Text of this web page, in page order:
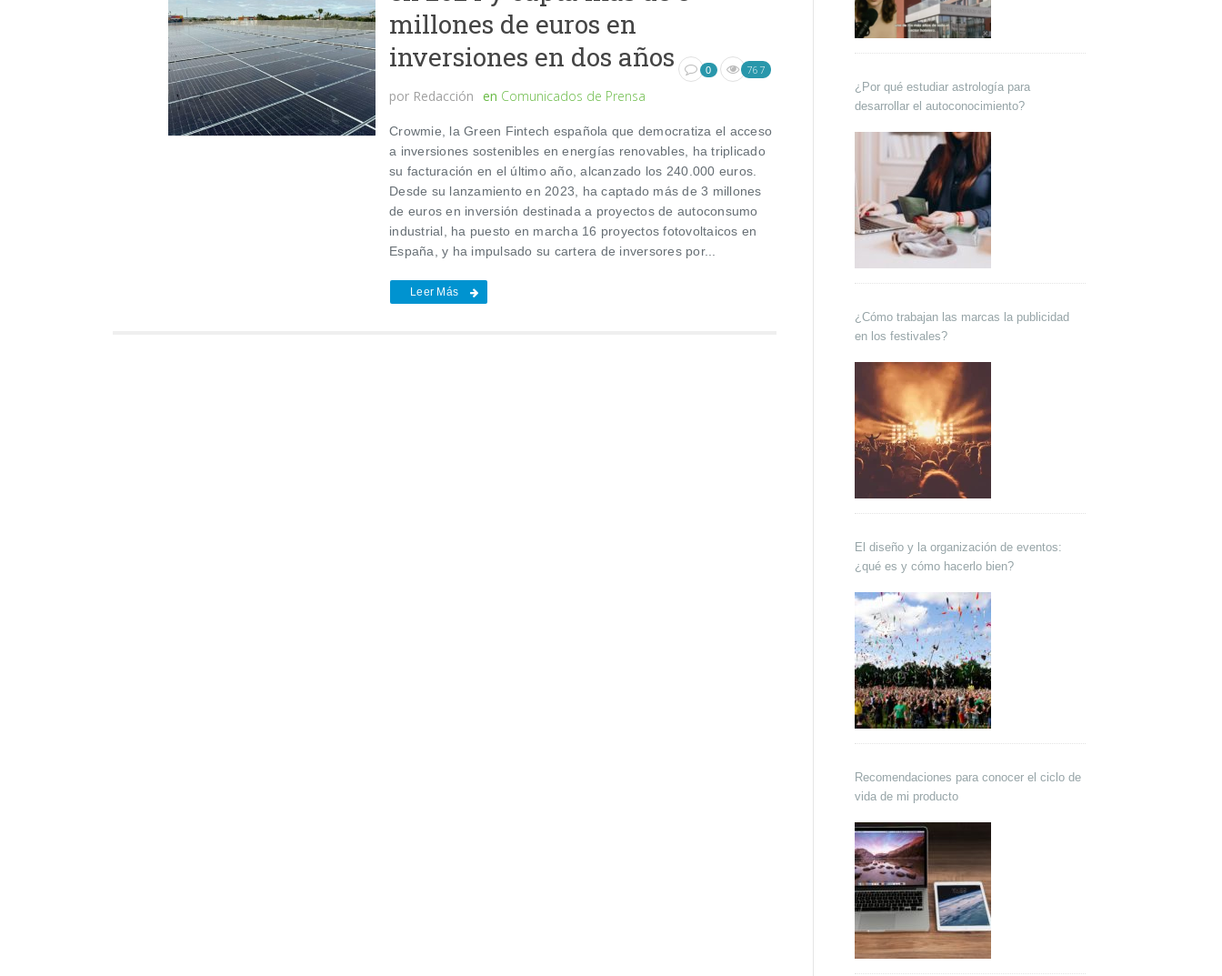
millones de euros en
inversiones en dos años
por Redacción en Comunicados de Prensa
0 767
Crowmie, la Green Fintech española que democratiza el acceso
a inversiones sostenibles en energías renovables, ha triplicado
su facturación en el último año, alcanzado los 240.000 euros.
Desde su lanzamiento en 2023, ha captado más de 3 millones
de euros en inversión destinada a proyectos de autoconsumo
industrial, ha puesto en marcha 16 proyectos fotovoltaicos en
España, y ha impulsado su cartera de inversores por...
Leer Más
¿Por qué estudiar astrología para
desarrollar el autoconocimiento?
¿Cómo trabajan las marcas la publicidad
en los festivales?
El diseño y la organización de eventos:
¿qué es y cómo hacerlo bien?
Recomendaciones para conocer el ciclo de
vida de mi producto